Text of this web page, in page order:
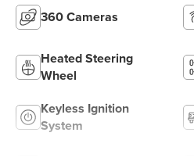
360 Cameras
Heated Steering
Wheel
Keyless Ignition
System